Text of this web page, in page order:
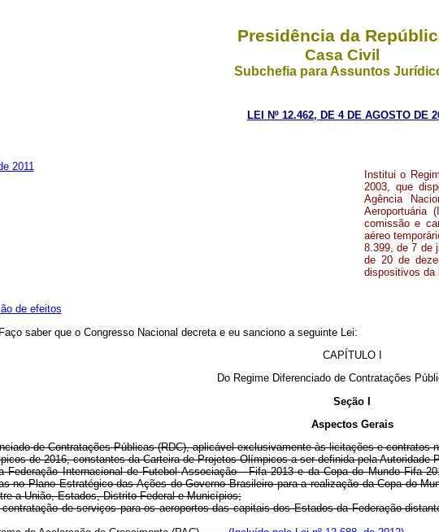
Presidência da
Casa Civil
Subchefia para Assuntos
LEI Nº 12.462, DE 4 DE AGOSTO DE
2011
de efeitos
Institui o
2003, que
Agência
Aeroportuária
comissão e
aéreo
8.399, de 7 de
de 20 de
dispositivos da
Faço saber que o Congresso Nacional decreta e eu sanciono a seguinte Lei:
CAPÍTULO I
Do Regime Diferenciado de Contratações
Seção I
Aspectos Gerais
de Contratações Públicas (RDC), aplicável exclusivamente às licitações e
de 2016, constantes da Carteira de Projetos Olímpicos a ser definida pela Autoridade
Federação Internacional de Futebol Associação - Fifa 2013 e da Copa do Mundo Fifa
no Plano Estratégico das Ações do Governo Brasileiro para a realização da Copa do
a União, Estados, Distrito Federal e Municípios;
de serviços para os aeroportos das capitais dos Estados da Federação